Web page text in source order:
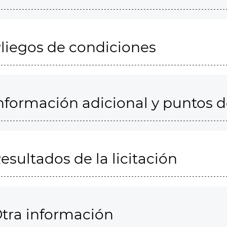
de condiciones
adicional y puntos
de la licitación
información